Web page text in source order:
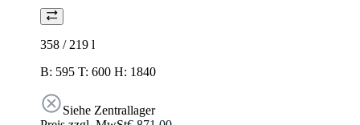
358 / 219 l
B: 595 T: 600 H: 1840
Siehe Zentrallager